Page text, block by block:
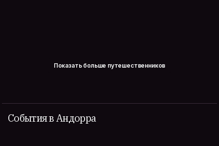
Показать больше путешественников
События в Андорра